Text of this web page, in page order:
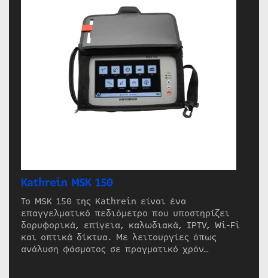
Kathrein MSK 150
Το MSK 150 της Kathrein είναι ένα
επαγγελματικό πεδιόμετρο που υποστηρίζει
δορυφορικά, επίγεια, καλωδιακά, IPTV, Wi-Fi
και οπτικά δίκτυα. Με λειτουργίες όπως
ανάλυση φάσματος σε πραγματικό χρόν…